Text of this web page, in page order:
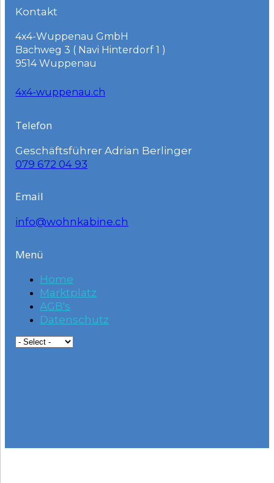
Kontakt
4x4-Wuppenau GmbH
Bachweg 3 ( Navi Hinterdorf 1 )
9514 Wuppenau
4x4-wuppenau.ch
Telefon
Geschäftsführer Adrian Berlinger
079 672 04 93
Email
info@wohnkabine.ch
Menü
Home
Marktplatz
AGB's
Datenschutz